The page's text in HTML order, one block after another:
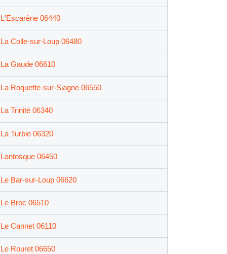
L'Escarène 06440
La Colle-sur-Loup 06480
La Gaude 06610
La Roquette-sur-Siagne 06550
La Trinité 06340
La Turbie 06320
Lantosque 06450
Le Bar-sur-Loup 06620
Le Broc 06510
Le Cannet 06110
Le Rouret 06650